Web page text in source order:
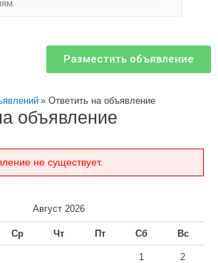
Разместить объявление
Ответить на объявление
объявление
не существует.
Август 2026
Ср Чт Пт Сб Вс
1
2